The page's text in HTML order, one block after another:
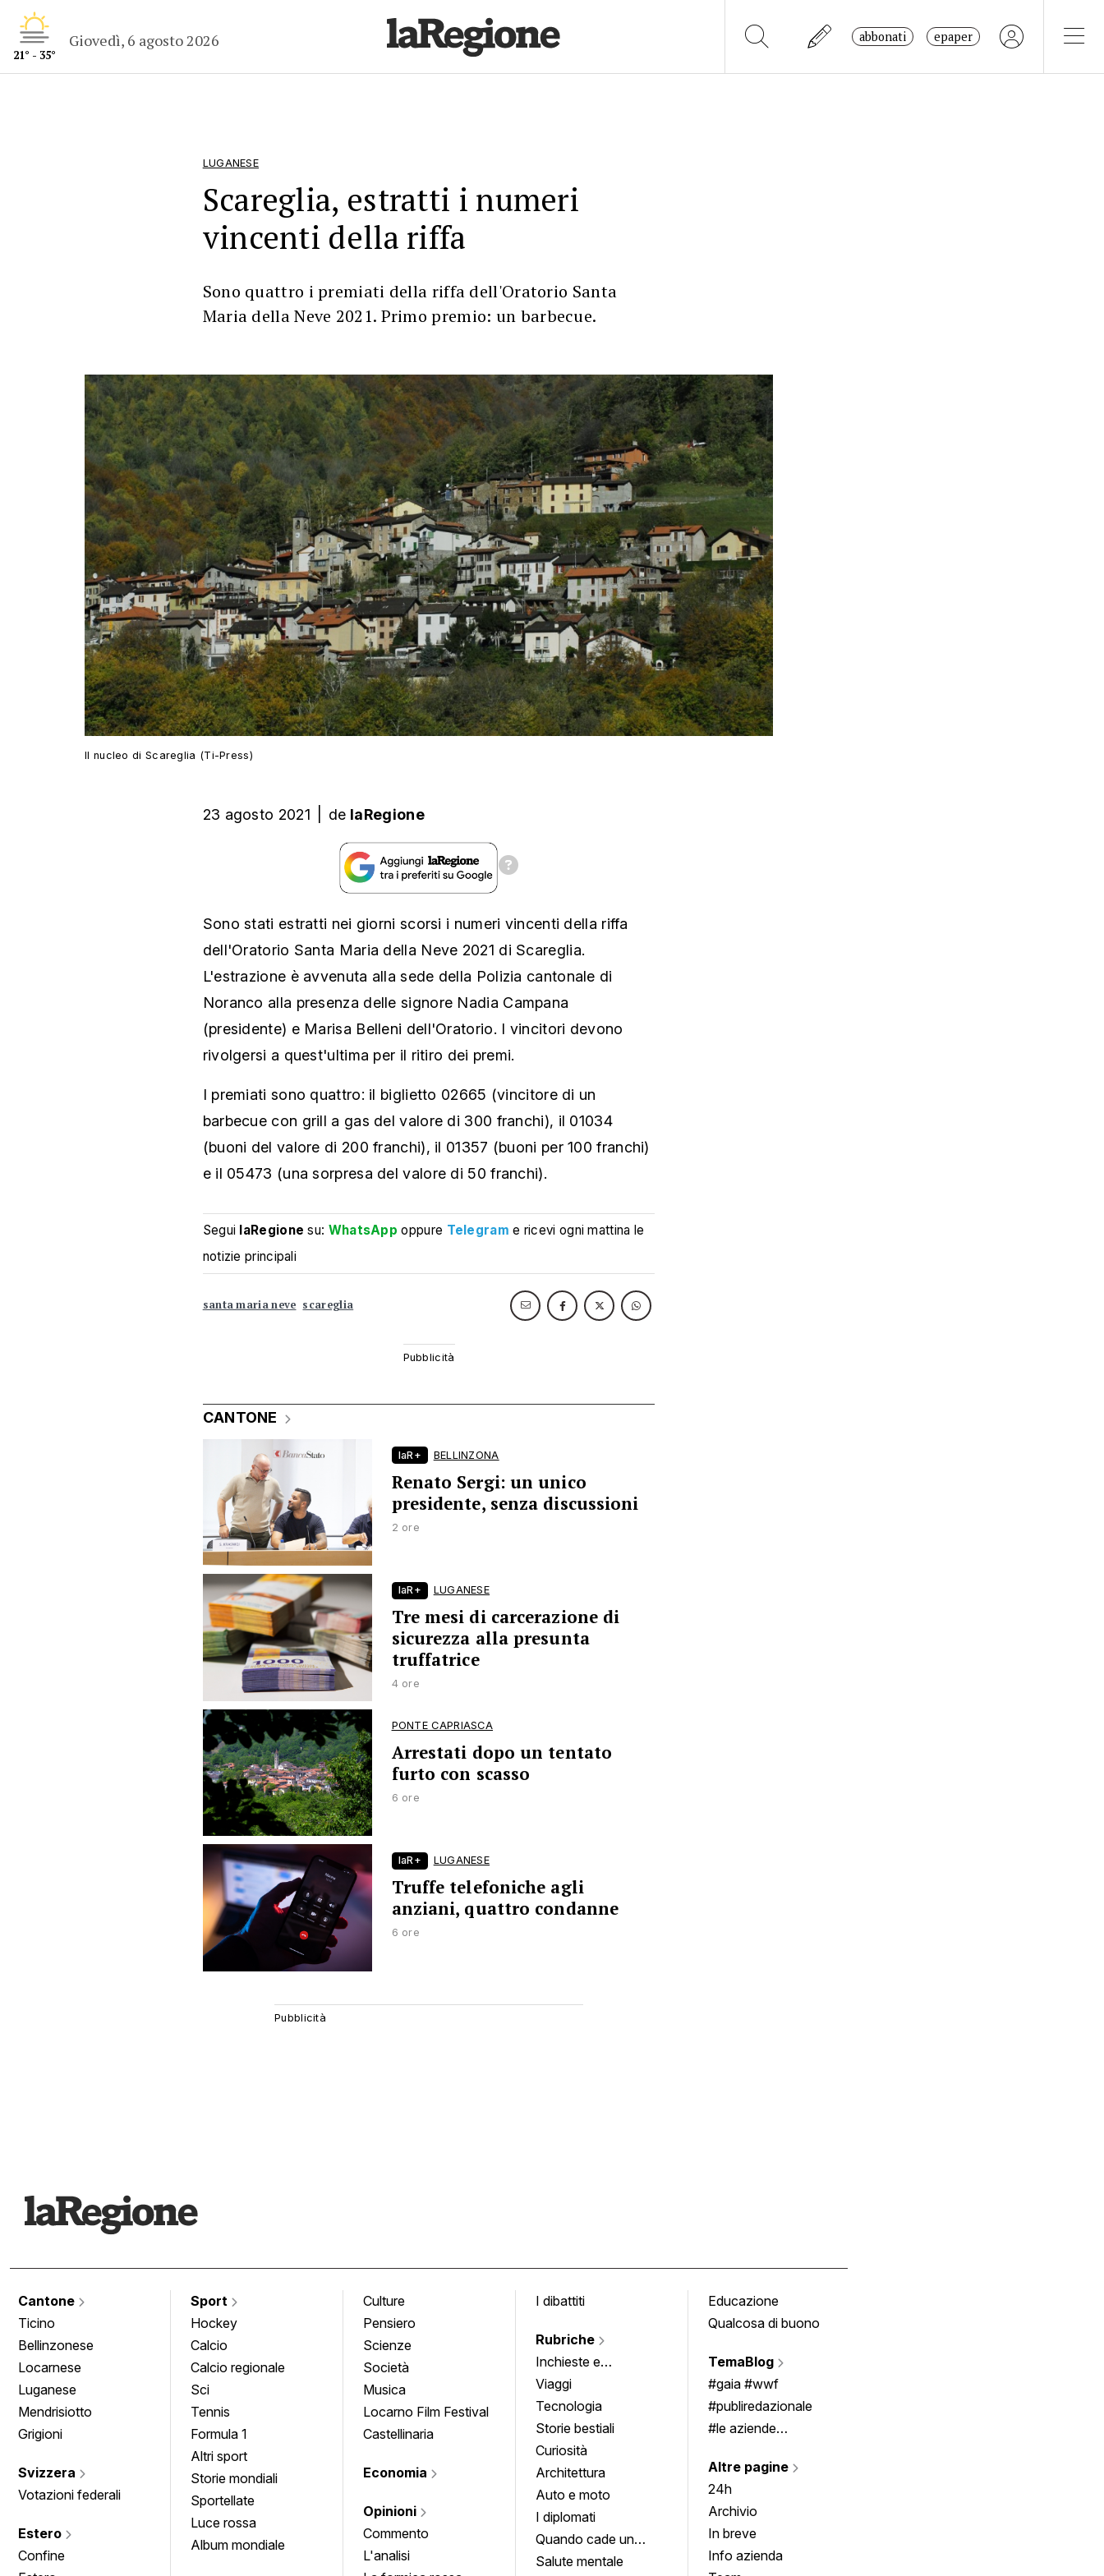
21° - 35°
Giovedì, 6 agosto 2026 abbonati epaper
LUGANESE
Scareglia, estratti i numeri
vincenti della riffa
Sono quattro i premiati della riffa dell'Oratorio Santa
Maria della Neve 2021. Primo premio: un barbecue.
Il nucleo di Scareglia (Ti-Press)
23 agosto 2021 de laRegione
Sono stati estratti nei giorni scorsi i numeri vincenti della riffa
dell'Oratorio Santa Maria della Neve 2021 di Scareglia.
L'estrazione è avvenuta alla sede della Polizia cantonale di
Noranco alla presenza delle signore Nadia Campana
(presidente) e Marisa Belleni dell'Oratorio. I vincitori devono
rivolgersi a quest'ultima per il ritiro dei premi.
I premiati sono quattro: il biglietto 02665 (vincitore di un
barbecue con grill a gas del valore di 300 franchi), il 01034
(buoni del valore di 200 franchi), il 01357 (buoni per 100 franchi)
e il 05473 (una sorpresa del valore di 50 franchi).
Segui laRegione su: WhatsApp oppure Telegram e ricevi ogni mattina le
notizie principali
santa maria neve scareglia
CANTONE
laR+ BELLINZONA
Renato Sergi: un unico
presidente, senza discussioni
2 ore
laR+ LUGANESE
Tre mesi di carcerazione di
sicurezza alla presunta
truffatrice
4 ore
PONTE CAPRIASCA
Arrestati dopo un tentato
furto con scasso
6 ore
laR+ LUGANESE
Truffe telefoniche agli
anziani, quattro condanne
6 ore
Cantone
Ticino
Bellinzonese
Locarnese
Luganese
Mendrisiotto
Grigioni
Svizzera
Votazioni federali
Estero
Confine
Sport
Hockey
Calcio
Calcio regionale
Sci
Tennis
Formula 1
Altri sport
Storie mondiali
Sportellate
Luce rossa
Album mondiale
Culture
Pensiero
Scienze
Società
Musica
Locarno Film Festival
Castellinaria
Economia
Opinioni
Commento
L'analisi
I dibattiti
Rubriche
Inchieste e
approfondimenti
Viaggi
Tecnologia
Storie bestiali
Curiosità
Architettura
Auto e moto
I diplomati
Quando cade un
quadro
Salute mentale
Educazione
Qualcosa di buono
TemaBlog
#gaia #wwf
#publiredazionale
#le aziende
Altre pagine
24h
Archivio
In breve
Info azienda